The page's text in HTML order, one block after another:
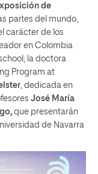
de
partes del mundo,
carácter de los
en Colombia
la doctora
Program at
, dedicada en
José María
que presentarán
de Navarra